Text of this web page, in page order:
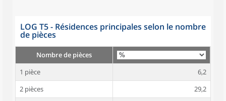
LOG T5 - Résidences principales selon le nombre
de pièces
Nombre de pièces
1 pièce
6,2
2 pièces
29,2